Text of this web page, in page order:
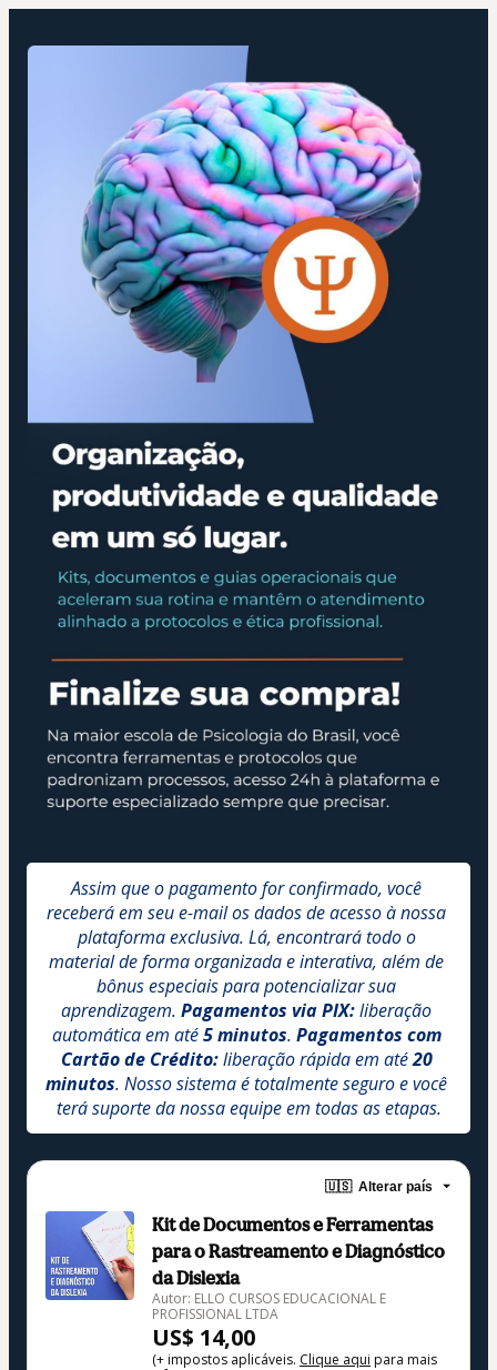
Assim que o pagamento for confirmado, você
receberá em seu e-mail os dados de acesso à nossa
plataforma exclusiva. Lá, encontrará todo o
material de forma organizada e interativa, além de
bônus especiais para potencializar sua
aprendizagem. Pagamentos via PIX: liberação
automática em até 5 minutos. Pagamentos com
Cartão de Crédito: liberação rápida em até 20
minutos. Nosso sistema é totalmente seguro e você
terá suporte da nossa equipe em todas as etapas.
🇺🇸 Alterar país
Kit de Documentos e Ferramentas
para o Rastreamento e Diagnóstico
da Dislexia
Autor: ELLO CURSOS EDUCACIONAL E
PROFISSIONAL LTDA
US$ 14,00
(+ impostos aplicáveis. Clique aqui para mais